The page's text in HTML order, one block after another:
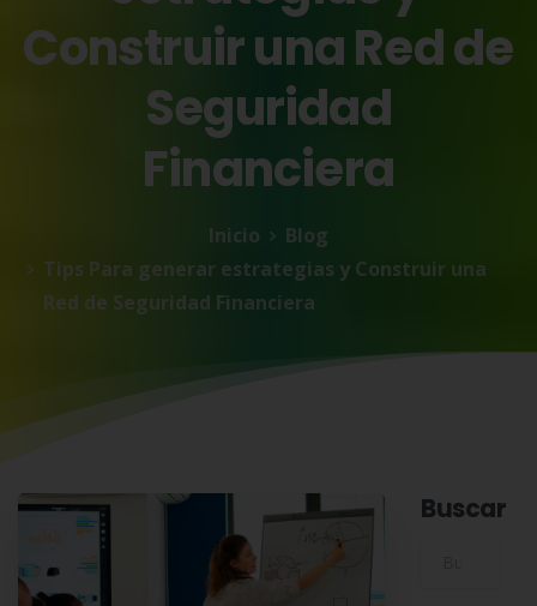
ConstruirunaRedde
Seguridad
Financiera
Inicio
Blog
Tips Para generar estrategias y Construir una
Red de Seguridad Financiera
Buscar